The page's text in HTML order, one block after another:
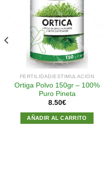
Añadir
deseos
FERTILIDAD/ESTIMULACIÓN
Ortiga Polvo 150gr – 100%
Puro Pineta
8.50€
AÑADIR AL CARRITO